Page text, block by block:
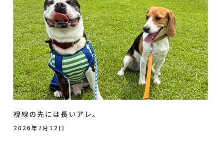
視線の先には長いアレ。
2026年7月12日